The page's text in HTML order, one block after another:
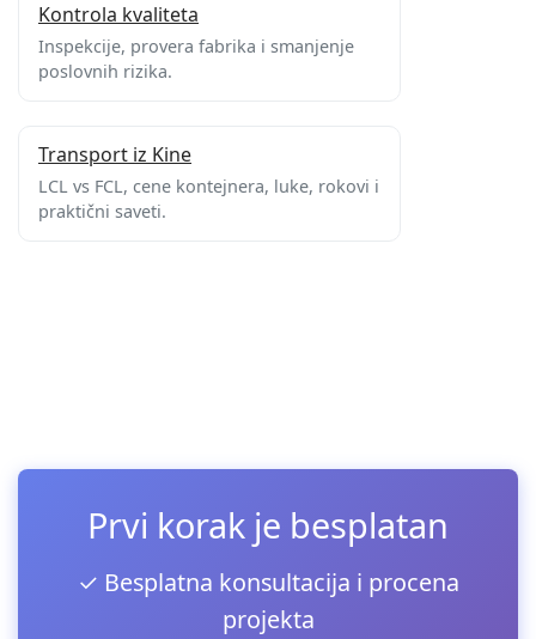
Kontrola kvaliteta
Inspekcije, provera fabrika i smanjenje
poslovnih rizika.
Transport iz Kine
LCL vs FCL, cene kontejnera, luke, rokovi i
praktični saveti.
Prvi korak je besplatan
✓ Besplatna konsultacija i procena
projekta